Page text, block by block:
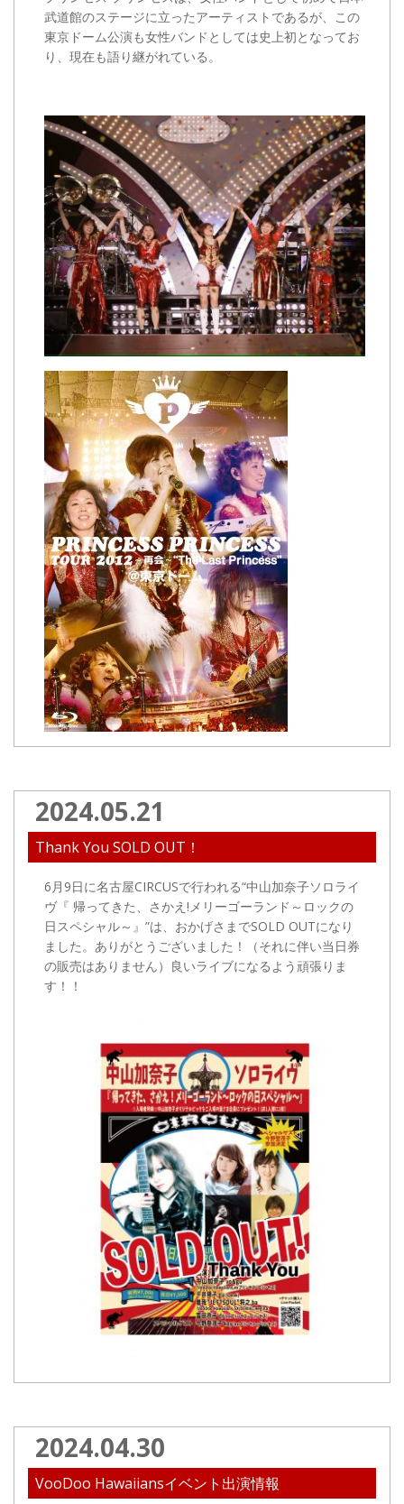
武道館のステージに立ったアーティストであるが、この
東京ドーム公演も女性バンドとしては史上初となってお
り、現在も語り継がれている。
2024.05.21
Thank You SOLD OUT！
6月9日に名古屋CIRCUSで行われる“中山加奈子ソロライ
ヴ『 帰ってきた、さかえ!メリーゴーランド～ロックの
日スペシャル～』”は、おかげさまでSOLD OUTになり
ました。ありがとうございました！（それに伴い当日券
の販売はありません）良いライブになるよう頑張りま
す！！
2024.04.30
VooDoo Hawaiiansイベント出演情報